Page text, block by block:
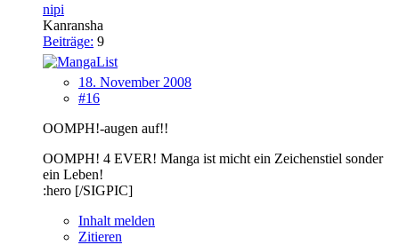
nipi
Kanransha
Beiträge: 9
18. November 2008
#16
OOMPH!-augen auf!!
OOMPH! 4 EVER! Manga ist micht ein Zeichenstiel sonder
ein Leben!
:hero [/SIGPIC]
Inhalt melden
Zitieren